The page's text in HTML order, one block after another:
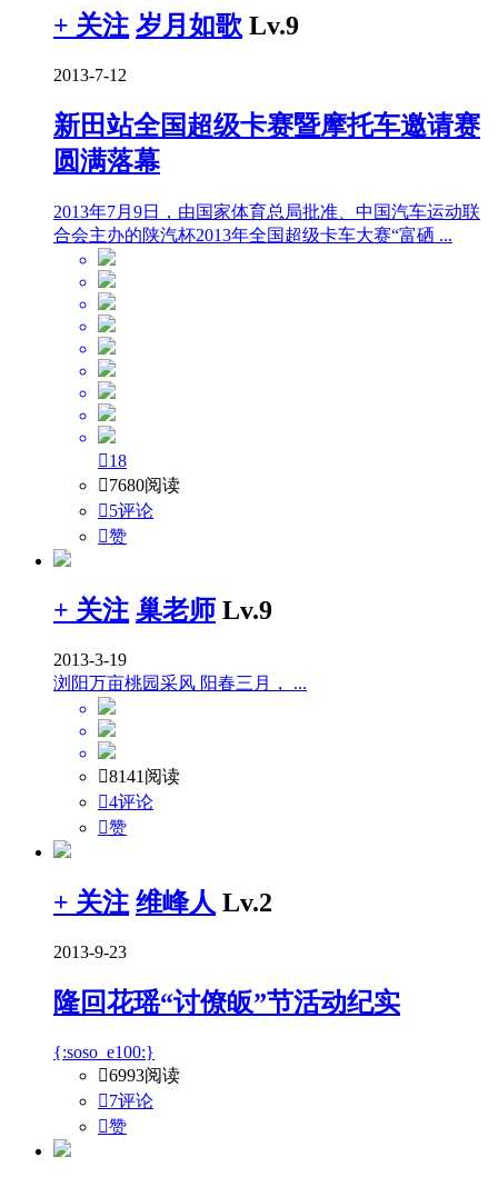
+ 关注 岁月如歌 Lv.9
2013-7-12
新田站全国超级卡赛暨摩托车邀请赛
圆满落幕
2013年7月9日，由国家体育总局批准、中国汽车运动联
合会主办的陕汽杯2013年全国超级卡车大赛“富硒 ...
18
7680阅读
5评论
赞
+ 关注 巢老师 Lv.9
2013-3-19
浏阳万亩桃园采风 阳春三月， ...
8141阅读
4评论
赞
+ 关注 维峰人 Lv.2
2013-9-23
隆回花瑶“讨僚皈”节活动纪实
{:soso_e100:}
6993阅读
7评论
赞